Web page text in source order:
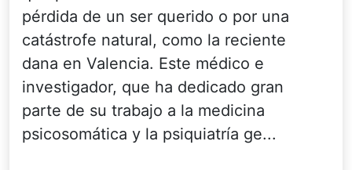
pérdida de un ser querido o por una
catástrofe natural, como la reciente
dana en Valencia. Este médico e
investigador, que ha dedicado gran
parte de su trabajo a la medicina
psicosomática y la psiquiatría ge...